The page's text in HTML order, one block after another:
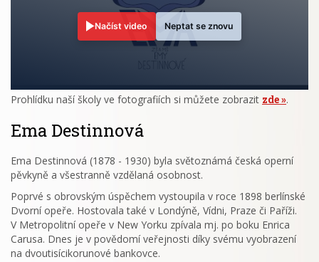
Načíst video Neptat se znovu
Prohlídku naší školy ve fotografiích si můžete zobrazit zde .
Ema Destinnová
Ema Destinnová (1878 - 1930) byla světoznámá česká operní
pěvkyně a všestranně vzdělaná osobnost.
Poprvé s obrovským úspěchem vystoupila v roce 1898 berlínské
Dvorní opeře. Hostovala také v Londýně, Vídni, Praze či Paříži.
V Metropolitní opeře v New Yorku zpívala mj. po boku Enrica
Carusa. Dnes je v povědomí veřejnosti díky svému vyobrazení
na dvoutisícikorunové bankovce.